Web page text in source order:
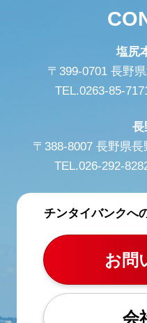
塩尻
〒399-0701 長野
TEL.0263-85-
長
〒388-8007 長野県
TEL.026-292-
チンタイバンクへ
お問
会